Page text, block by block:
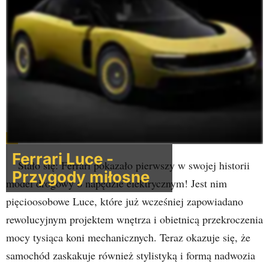
Ferrari Luce -
Przygody miłosne
Stało się: Ferrari pokazało pierwszy w swojej historii
model drogowy o napędzie elektrycznym! Jest nim
pięcioosobowe Luce, które już wcześniej zapowiadano
rewolucyjnym projektem wnętrza i obietnicą przekroczenia
mocy tysiąca koni mechanicznych. Teraz okazuje się, że
samochód zaskakuje również stylistyką i formą nadwozia